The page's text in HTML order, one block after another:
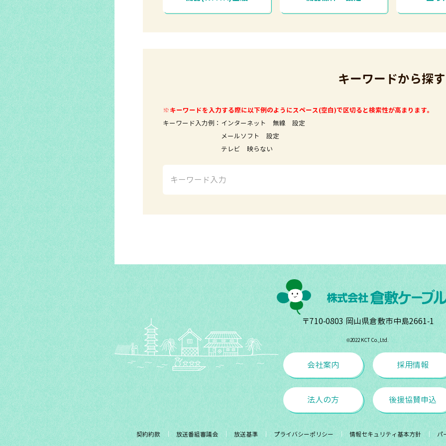
キーワードから探す
※キーワードを入力する際に以下例のようにスペース(空白)で区切ると検索性が高まります。
キーワード入力例：インターネット 無線 設定
メールソフト 設定
テレビ 映らない
〒710-0803 岡山県倉敷市中島2661-1
©︎2022 KCT Co.,Ltd.
会社案内 採用情報
法人の方 後援協賛申込
契約約款 放送番組審議会 放送基準 プライバシーポリシー 情報セキュリティ基本方針
パ